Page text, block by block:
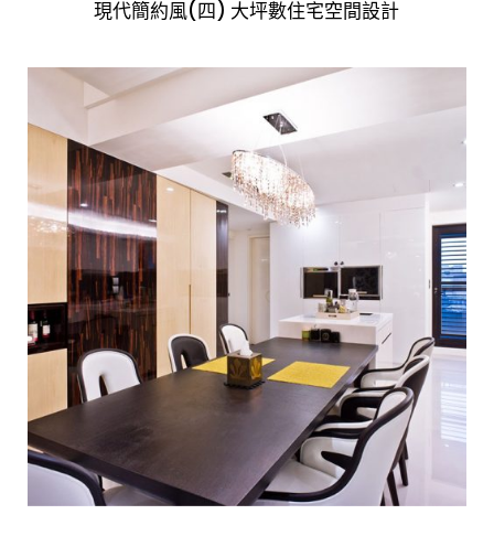
現代簡約風(四) 大坪數住宅空間設計